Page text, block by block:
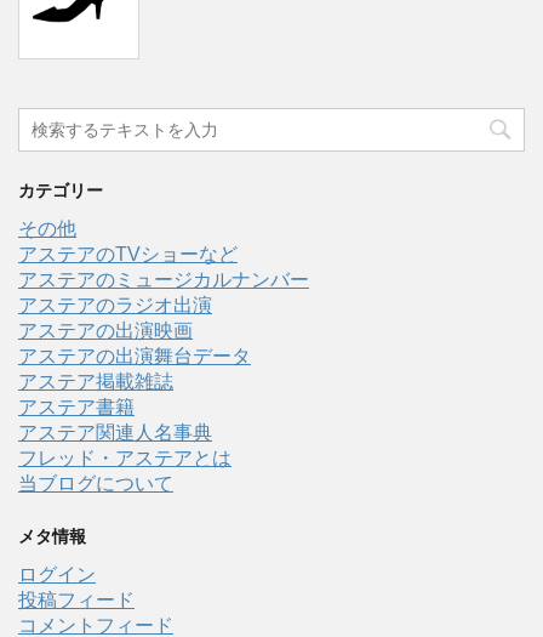
カテゴリー
その他
アステアのTVショーなど
アステアのミュージカルナンバー
アステアのラジオ出演
アステアの出演映画
アステアの出演舞台データ
アステア掲載雑誌
アステア書籍
アステア関連人名事典
フレッド・アステアとは
当ブログについて
メタ情報
ログイン
投稿フィード
コメントフィード